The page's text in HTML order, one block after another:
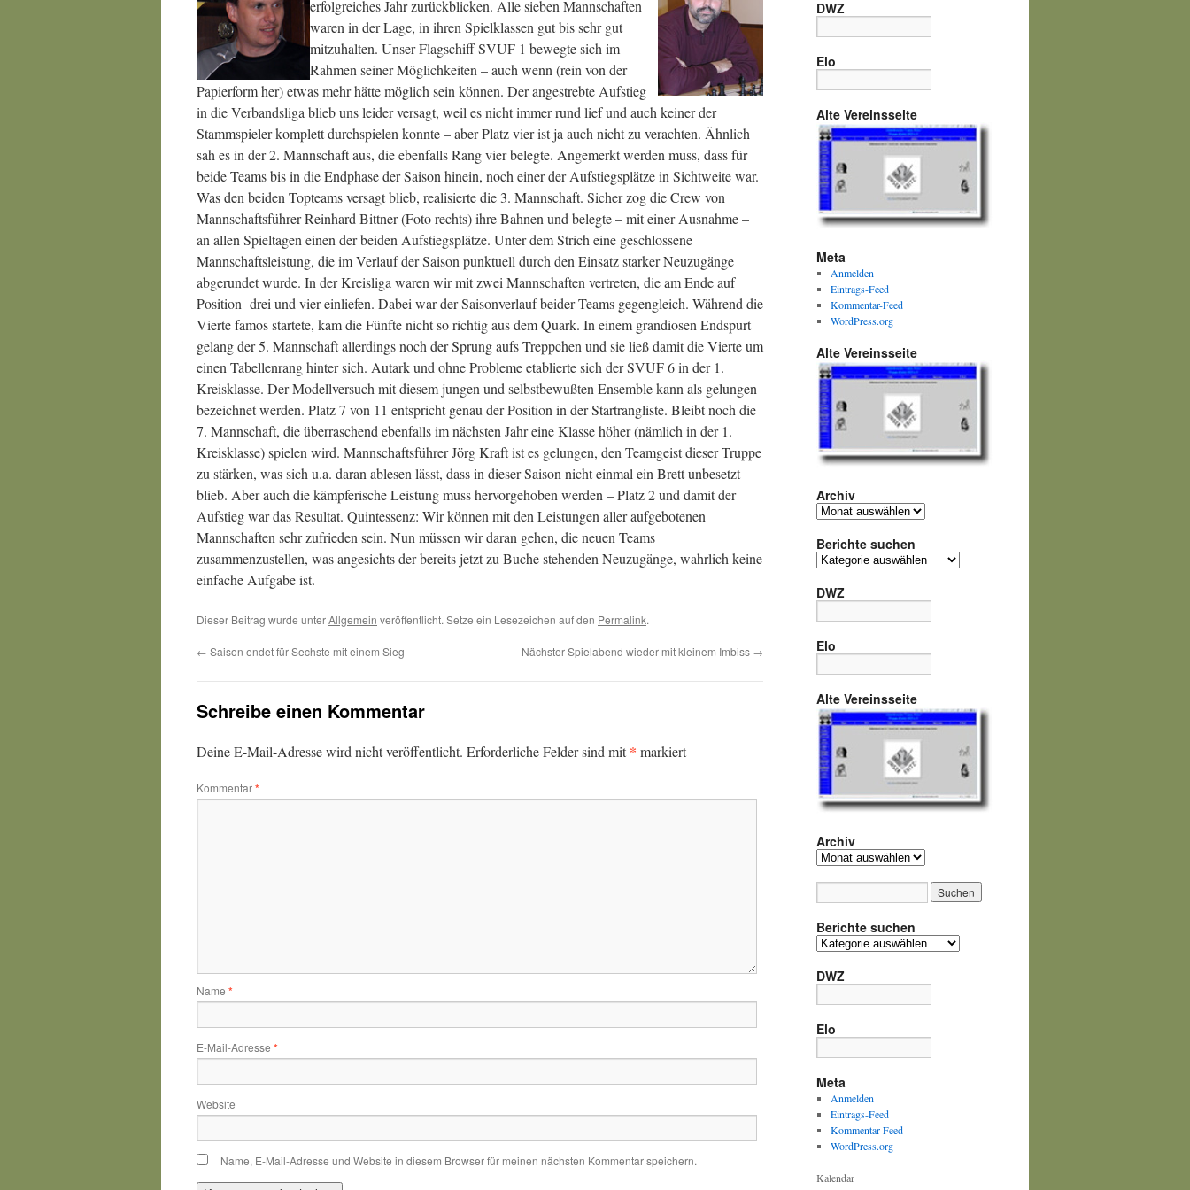
erfolgreiches Jahr zurückblicken. Alle sieben Mannschaften
waren in der Lage, in ihren Spielklassen gut bis sehr gut
mitzuhalten. Unser Flagschiff SVUF 1 bewegte sich im
Rahmen seiner Möglichkeiten – auch wenn (rein von der
Papierform her) etwas mehr hätte möglich sein können. Der angestrebte Aufstieg
in die Verbandsliga blieb uns leider versagt, weil es nicht immer rund lief und auch keiner der
Stammspieler komplett durchspielen konnte – aber Platz vier ist ja auch nicht zu verachten. Ähnlich
sah es in der 2. Mannschaft aus, die ebenfalls Rang vier belegte. Angemerkt werden muss, dass für
beide Teams bis in die Endphase der Saison hinein, noch einer der Aufstiegsplätze in Sichtweite war.
Was den beiden Topteams versagt blieb, realisierte die 3. Mannschaft. Sicher zog die Crew von
Mannschaftsführer Reinhard Bittner (Foto rechts) ihre Bahnen und belegte – mit einer Ausnahme –
an allen Spieltagen einen der beiden Aufstiegsplätze. Unter dem Strich eine geschlossene
Mannschaftsleistung, die im Verlauf der Saison punktuell durch den Einsatz starker Neuzugänge
abgerundet wurde. In der Kreisliga waren wir mit zwei Mannschaften vertreten, die am Ende auf
Position drei und vier einliefen. Dabei war der Saisonverlauf beider Teams gegengleich. Während die
Vierte famos startete, kam die Fünfte nicht so richtig aus dem Quark. In einem grandiosen Endspurt
gelang der 5. Mannschaft allerdings noch der Sprung aufs Treppchen und sie ließ damit die Vierte um
einen Tabellenrang hinter sich. Autark und ohne Probleme etablierte sich der SVUF 6 in der 1.
Kreisklasse. Der Modellversuch mit diesem jungen und selbstbewußten Ensemble kann als gelungen
bezeichnet werden. Platz 7 von 11 entspricht genau der Position in der Startrangliste. Bleibt noch die
7. Mannschaft, die überraschend ebenfalls im nächsten Jahr eine Klasse höher (nämlich in der 1.
Kreisklasse) spielen wird. Mannschaftsführer Jörg Kraft ist es gelungen, den Teamgeist dieser Truppe
zu stärken, was sich u.a. daran ablesen lässt, dass in dieser Saison nicht einmal ein Brett unbesetzt
blieb. Aber auch die kämpferische Leistung muss hervorgehoben werden – Platz 2 und damit der
Aufstieg war das Resultat. Quintessenz: Wir können mit den Leistungen aller aufgebotenen
Mannschaften sehr zufrieden sein. Nun müssen wir daran gehen, die neuen Teams
zusammenzustellen, was angesichts der bereits jetzt zu Buche stehenden Neuzugänge, wahrlich keine
einfache Aufgabe ist.
Dieser Beitrag wurde unterAllgemein veröffentlicht. Setze ein Lesezeichen auf den Permalink.
← Saison endet für Sechste mit einem Sieg Nächster Spielabend wieder mit kleinem Imbiss →
Schreibe einen Kommentar
Deine E-Mail-Adresse wird nicht veröffentlicht. Erforderliche Felder sind mit* markiert
Kommentar*
Name *
E-Mail-Adresse *
Website
Name, E-Mail-Adresse und Website in diesem Browser für meinen nächsten Kommentar speichern.
DWZ
Elo
Alte Vereinsseite
Meta
Anmelden
Eintrags-Feed
Kommentar-Feed
WordPress.org
Alte Vereinsseite
Archiv
Archiv
Berichte suchen
Berichte
DWZ
Elo
Alte Vereinsseite
Archiv
Archiv
Berichte suchen
Berichte
DWZ
Elo
Meta
Anmelden
Eintrags-Feed
Kommentar-Feed
WordPress.org
Kalendar